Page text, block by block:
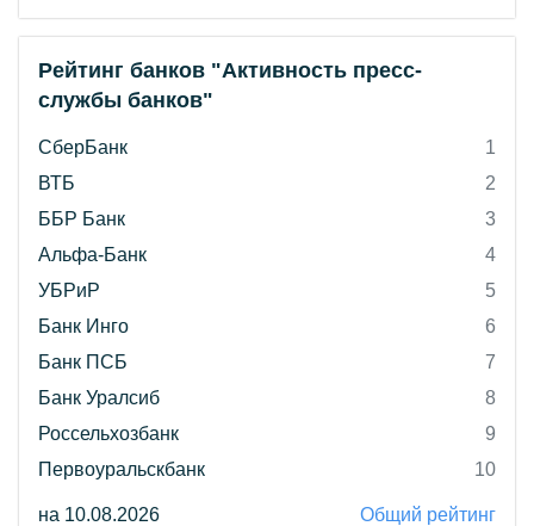
Рейтинг банков "Активность пресс-
службы банков"
СберБанк
1
ВТБ
2
ББР Банк
3
Альфа-Банк
4
УБРиР
5
Банк Инго
6
Банк ПСБ
7
Банк Уралсиб
8
Россельхозбанк
9
Первоуральскбанк
10
на 10.08.2026 Общий рейтинг